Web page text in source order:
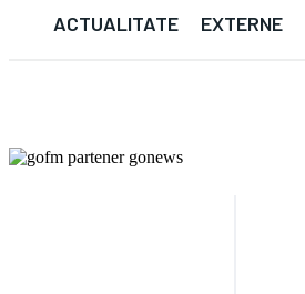
ACTUALITATE EXTERNE